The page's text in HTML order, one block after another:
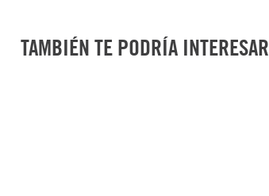
TAMBIÉN TE PODRÍA INTERESAR